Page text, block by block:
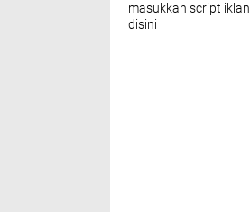
masukkan script iklan
disini